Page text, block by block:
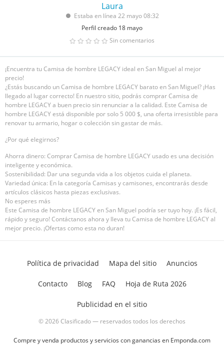
Laura
Estaba en línea 22 mayo 08:32
Perfil creado 18 mayo
Sin comentarios
¡Encuentra tu Camisa de hombre LEGACY ideal en San Miguel al mejor
precio!
¿Estás buscando un Camisa de hombre LEGACY barato en San Miguel? ¡Has
llegado al lugar correcto! En nuestro sitio, podrás comprar Camisa de
hombre LEGACY a buen precio sin renunciar a la calidad. Este Camisa de
hombre LEGACY está disponible por solo 5 000 $, una oferta irresistible para
renovar tu armario, hogar o colección sin gastar de más.
¿Por qué elegirnos?
Ahorra dinero: Comprar Camisa de hombre LEGACY usado es una decisión
inteligente y económica.
Sostenibilidad: Dar una segunda vida a los objetos cuida el planeta.
Variedad única: En la categoría Camisas y camisones, encontrarás desde
artículos clásicos hasta piezas exclusivas.
No esperes más
Este Camisa de hombre LEGACY en San Miguel podría ser tuyo hoy. ¡Es fácil,
rápido y seguro! Contáctanos ahora y lleva tu Camisa de hombre LEGACY al
mejor precio. ¡Ofertas como esta no duran!
© 2026 Clasificado — reservados todos los derechos
Política de privacidad Mapa del sitio Anuncios
Contacto Blog FAQ Hoja de Ruta 2026
Publicidad en el sitio
Compre y venda productos y servicios con ganancias en Emponda.com